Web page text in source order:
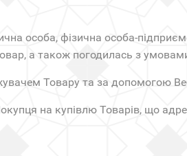
особа, фізична особа-
а також погодилась з
Товару та за допомогою
на купівлю Товарів, що